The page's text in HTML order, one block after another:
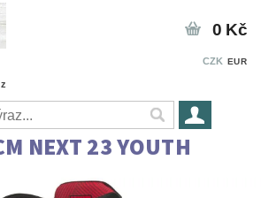
CZK EUR
0 Kč
NEXT 23 YOUTH